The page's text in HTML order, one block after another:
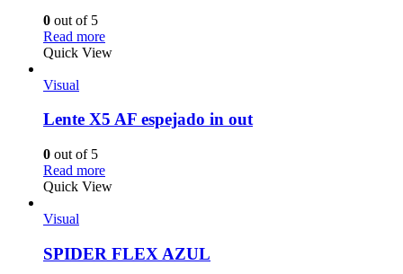
0 out of 5
Read more
Quick View
Visual
Lente X5 AF espejado in out
0 out of 5
Read more
Quick View
Visual
SPIDER FLEX AZUL